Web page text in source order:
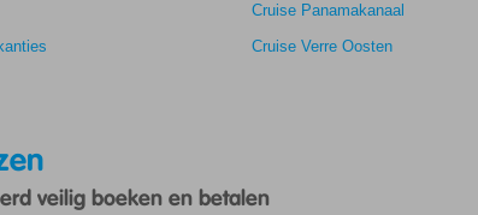
Cruise Panamakanaal
Cruise Verre Oosten
veilig boeken en betalen